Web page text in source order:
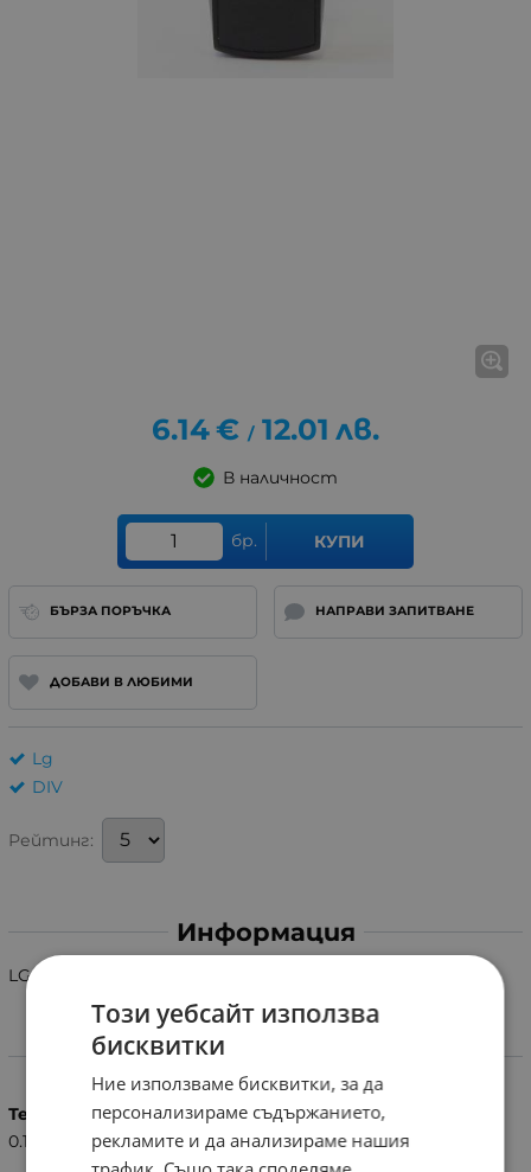
6.14€ / 12.01 лв.
В наличност
бр. КУПИ
БЪРЗА ПОРЪЧКА НАПРАВИ ЗАПИТВАНЕ
ДОБАВИ В ЛЮБИМИ
Lg
DIV
Рейтинг:
Информация
LG P018C RC
Характеристики
Тегло (кг.)
0.10
Този уебсайт използва
бисквитки
Ние използваме бисквитки, за да
персонализираме съдържанието,
рекламите и да анализираме нашия